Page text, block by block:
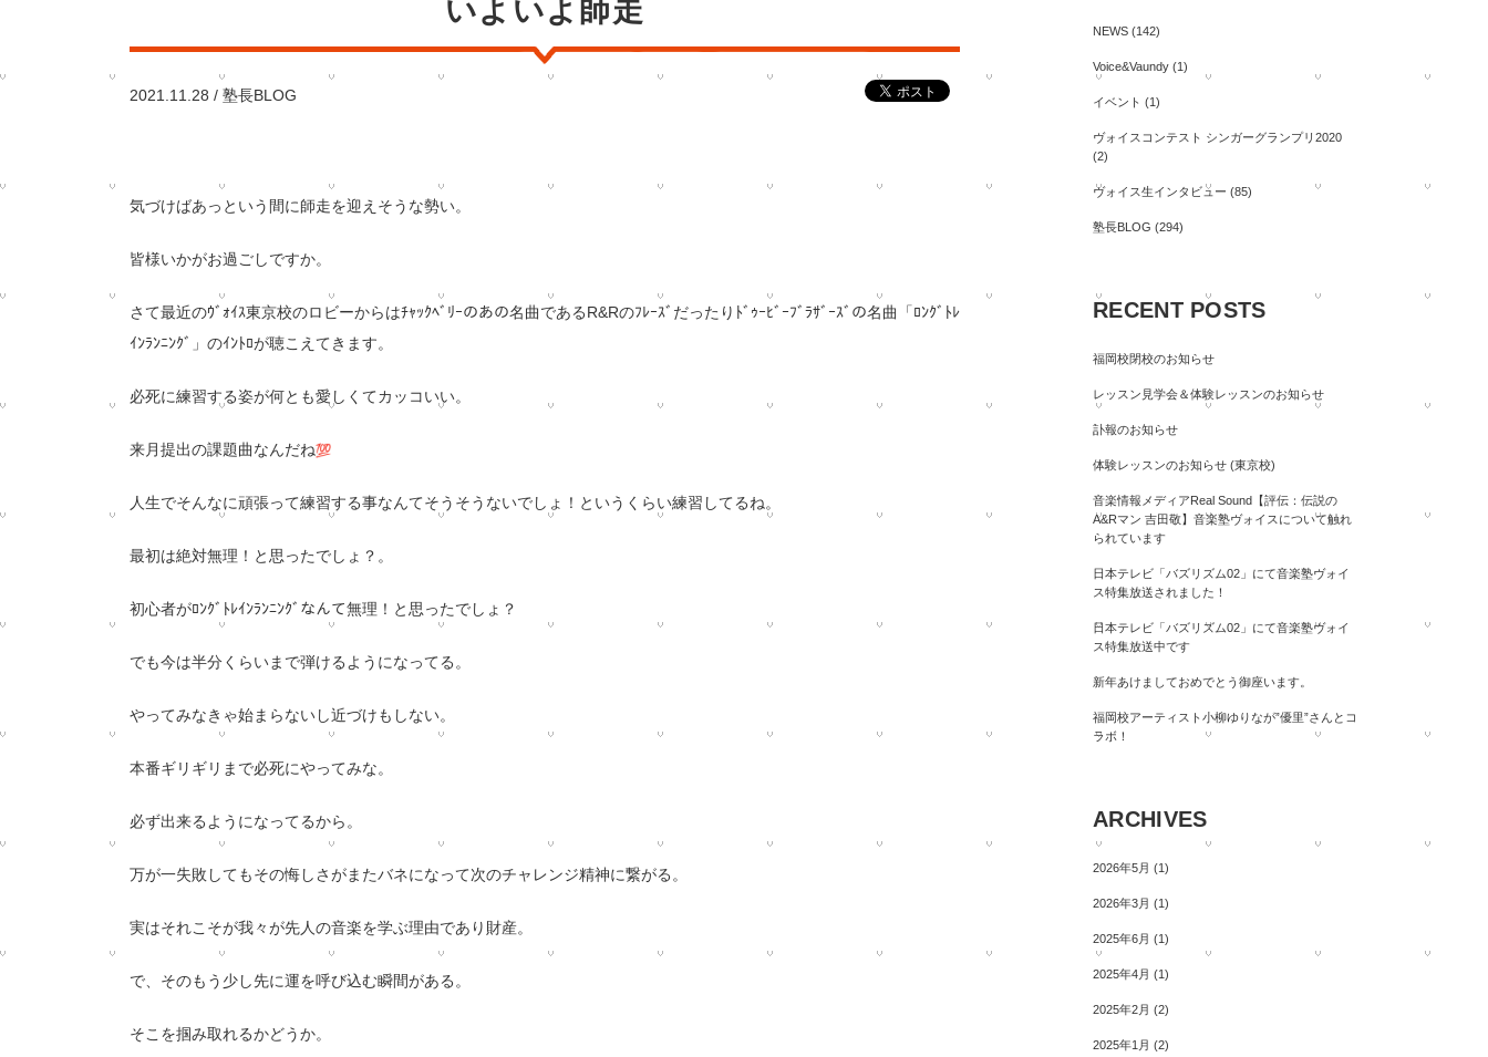
いよいよ師走
2021.11.28 / 塾長BLOG
気づけばあっという間に師走を迎えそうな勢い。
皆様いかがお過ごしですか。
さて最近のｳﾞｫｲｽ東京校のロビーからはﾁｬｯｸﾍﾞ ﾘｰのあの名曲であるR&Rのﾌﾚｰｽﾞだったりﾄﾞｩｰﾋﾞｰﾌﾞﾗｻﾞｰｽﾞの名曲「ﾛﾝｸﾞﾄﾚ
ｲﾝﾗﾝﾆﾝｸﾞ」 のｲﾝﾄﾛが聴こえてきます。
必死に練習する姿が何とも愛しくてカッコいい。
来月提出の課題曲なんだね
人生でそんなに頑張って練習する事なんてそうそうないでしょ！というくらい練習してるね。
最初は絶対無理！と思ったでしょ？。
初心者がﾛﾝｸﾞﾄﾚｲﾝﾗﾝﾆﾝｸﾞなんて無理！と思ったでしょ？
でも今は半分くらいまで弾けるようになってる。
やってみなきゃ始まらないし近づけもしない。
本番ギリギリまで必死にやってみな。
必ず出来るようになってるから。
万が一失敗してもその悔しさがま たバネになって次のチャレンジ精神に繋がる。
実はそれこそが我々が先人の音楽を学ぶ理由であり財産。
で、そのもう少し先に運を呼び込む瞬間がある。
そこを掴み取れるかどうか。
NEWS (142)
Voice&Vaundy (1)
イベント (1)
ヴォイスコンテスト シンガーグランプリ2020
(2)
ヴォイス生インタビュー (85)
塾長BLOG (294)
RECENT POSTS
福岡校閉校のお知らせ
レッスン見学会＆体験レッスンのお知らせ
訃報のお知らせ
体験レッスンのお知らせ (東京校)
音楽情報メディアReal Sound【評伝：伝説の
A&Rマン 吉田敬】音楽塾ヴォイスについて触れ
られています
日本テレビ「バズリズム02」にて音楽塾ヴォイ
ス特集放送されました！
日本テレビ「バズリズム02」にて音楽塾ヴォイ
ス特集放送中です
新年あけましておめでとう御座います。
福岡校アーティスト小柳ゆりなが”優里”さんとコ
ラボ！
ARCHIVES
2026年5月 (1)
2026年3月 (1)
2025年6月 (1)
2025年4月 (1)
2025年2月 (2)
2025年1月 (2)